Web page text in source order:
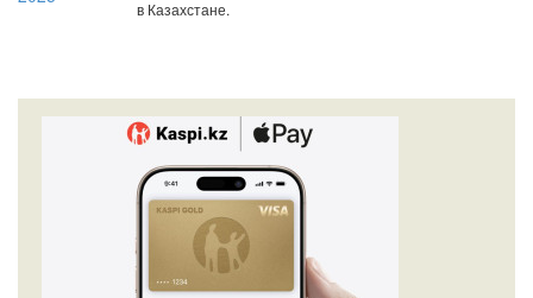
в Казахстане.